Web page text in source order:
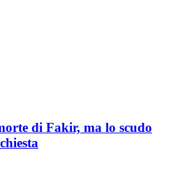
di Fakir, ma lo scudo